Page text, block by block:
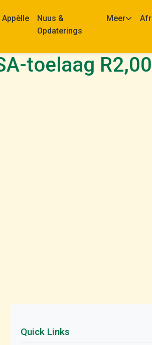
Appèlle
Nuus &
Opdaterings
Meer
toelaag
Quick Links